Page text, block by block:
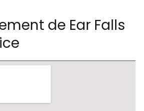
de Ear Falls